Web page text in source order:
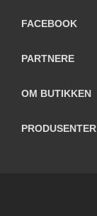
FACEBOOK
PARTNERE
OM BUTIKKEN
PRODUSENTER